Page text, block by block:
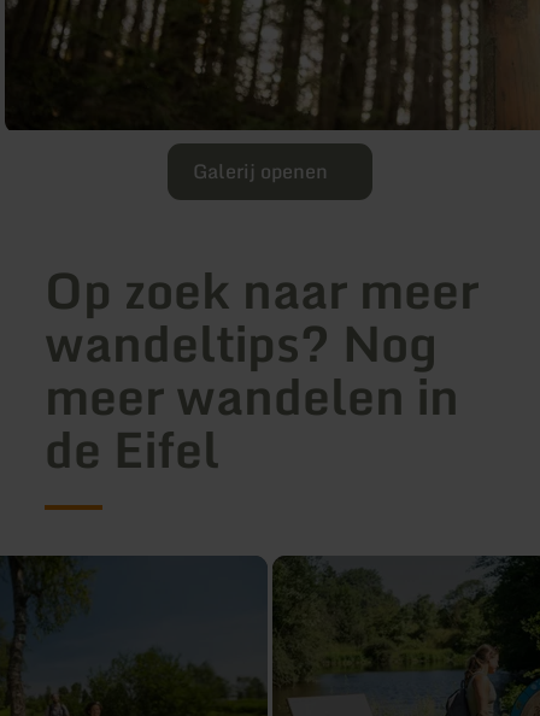
Galerij openen
Op zoek naar meer
wandeltips? Nog
meer wandelen in
de Eifel
meer
informatie
over:
Wandelen
op
vrijetijdspaden